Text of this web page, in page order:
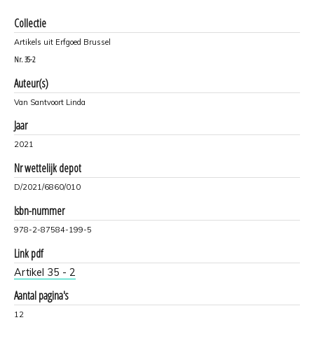
Collectie
Artikels uit Erfgoed Brussel
Nr. 35-2
Auteur(s)
Van Santvoort Linda
Jaar
2021
Nr wettelijk depot
D/2021/6860/010
Isbn-nummer
978-2-87584-199-5
Link pdf
Artikel 35 - 2
Aantal pagina's
12